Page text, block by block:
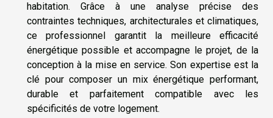
habitation. Grâce à une analyse précise des
contraintes techniques, architecturales et climatiques,
ce professionnel garantit la meilleure efficacité
énergétique possible et accompagne le projet, de la
conception à la mise en service. Son expertise est la
clé pour composer un mix énergétique performant,
durable et parfaitement compatible avec les
spécificités de votre logement.